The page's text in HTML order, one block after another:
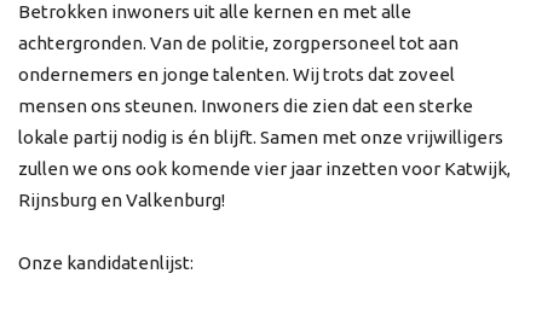
Betrokken inwoners uit alle kernen en met alle
achtergronden. Van de politie, zorgpersoneel tot aan
ondernemers en jonge talenten. Wij trots dat zoveel
mensen ons steunen. Inwoners die zien dat een sterke
lokale partij nodig is én blijft. Samen met onze vrijwilligers
zullen we ons ook komende vier jaar inzetten voor Katwijk,
Rijnsburg en Valkenburg!
Onze kandidatenlijst: